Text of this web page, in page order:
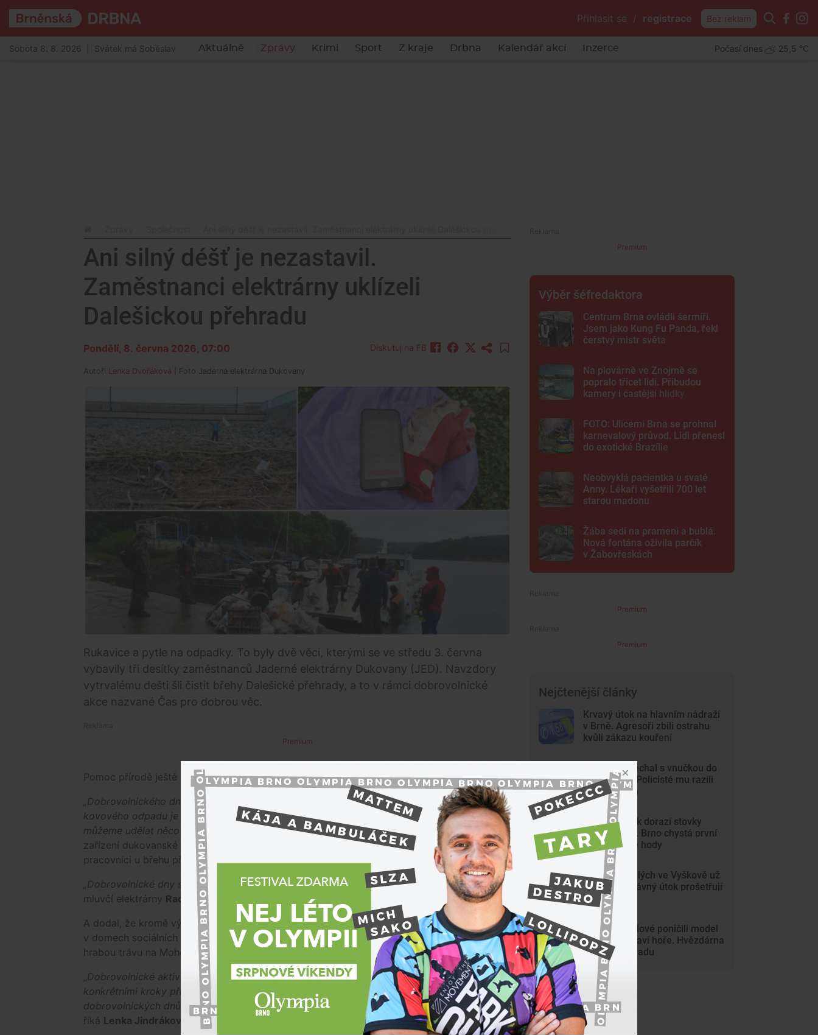
Přihlásit se / registrace Bez reklam
Sobota 8. 8. 2026 | Svátek má Soběslav Aktuálně Zprávy Krimi Sport Z kraje Drbna Kalendář akcí Inzerce Počasí dnes 25,5 °C
Ani silný déšť je nezastavil.
Zaměstnanci elektrárny uklízeli
Dalešickou přehradu
Pondělí, 8. června 2026, 07:00 Diskutuj na FB
Autoři Lenka Dvořáková | Foto Jaderná elektrárna Dukovany
Rukavice a pytle na odpadky. To byly dvě věci, kterými se ve středu 3. června
vybavily tři desítky zaměstnanců Jaderné elektrárny Dukovany (JED). Navzdory
vytrvalému dešti šli čistit břehy Dalešické přehrady, a to v rámci dobrovolnické
akce nazvané Čas pro dobrou věc.
Premium
Pomoc přírodě ještě zvýraznili zapojením aplikace Pomáhej pohybem od Nadace ČEZ.
„Dobrovolnického dne na Dalešické přehradě jsem se zúčastnil už potřetí. Pozoruji, že
kovového odpadu je každý rok méně, ale plastového je bohužel pořád hodně. Jsem rád, že
můžeme udělat něco pro přírodu v okolí elektrárny,“uvedl Lukáš Svoboda
z útvaru péče o
zařízení dukovanské elektrárny. Kromě PET lahví, plechovek či mikrotenových sáčků našli
pracovníci u břehu přehrady třeba patník od silnice nebo dřevěné palety.
„Dobrovolnické dny se konají každoročně převážně v jarních a letních měsících,“vyjmenoval
mluvčí elektrárny Radek Doležal.
A dodal, že kromě výše popsané úklidové aktivity zaměstnanci elektrárny pomáhají
v domech sociálních služeb, pracují v zoologických zahradách v Jihlavě a Brně či například
hrabou trávu na Mohelenské hadcové stepi.
Dobrovolnické aktivity, jako je úklid okolí Dalešické přehrady, ukazují, jak naši zaměstnanci
konkrétními kroky přispívají k ochraně přírody. Tato akce se stala tradiční součástí
dobrovolnických dnů, do kterých se zaměstnanci elektrárny Dukovany opakovaně zapojují,“
říká Lenka Jindráková z útvaru diverzita a inkluze Skupiny ČEZ.
Premium
Výběr šéfredaktora
Centrum Brna ovládli šermíři.
Jsem jako Kung Fu Panda, řekl
čerstvý mistr světa
Na plovárně ve Znojmě se
popralo třicet lidí. Přibudou
kamery i častější hlídky
FOTO: Ulicemi Brna se prohnal
karnevalový průvod. Lidi přenesl
do exotické Brazílie
Neobvyklá pacientka u svaté
Anny. Lékaři vyšetřili 700 let
starou madonu
Žába sedí na prameni a bublá.
Nová fontána oživila parčík
v Žabovřeskách
Premium
Premium
Nejčtenější články
Krvavý útok na hlavním nádraží
v Brně. Agresoři zbili ostrahu
kvůli zákazu kouření
Dědeček spěchal s vnučkou do
nemocnice. Policisté mu razili
cestu Brnem
Na Svoboďák dorazí stovky
krojovaných. Brno chystá první
celoměstské hody
Gang nezletilých ve Vyškově už
dořádil. Nedávný útok prošetřují
kriminalisté
Mladí vandalové poničili model
Marsu na Kraví hoře. Hvězdárna
zařídila náhradu
Nejnovější články